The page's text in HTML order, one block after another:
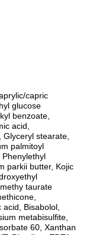
capric
glucose
benzoate,
acid,
stearate,
palmitoyl
parkii butter, Kojic
taurate
Bisabolol,
metabisulfite,
60, Xanthan